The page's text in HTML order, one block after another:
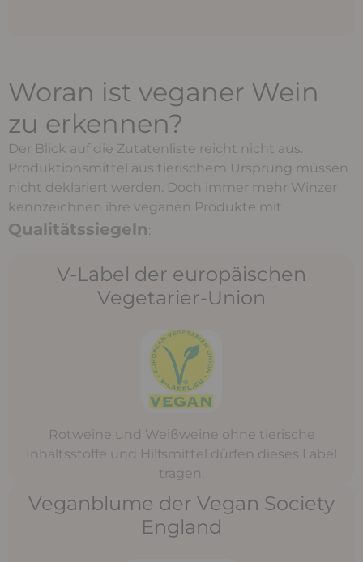
Woran ist veganer Wein
zu erkennen?
Der Blick auf die Zutatenliste reicht nicht aus.
Produktionsmittel aus tierischem Ursprung müssen
nicht deklariert werden. Doch immer mehr Winzer
kennzeichnen ihre veganen Produkte mit
Qualitätssiegeln:
V-Label der europäischen
Vegetarier-Union
Rotweine und Weißweine ohne tierische
Inhaltsstoffe und Hilfsmittel dürfen dieses Label
tragen.
Veganblume der Vegan Society
England